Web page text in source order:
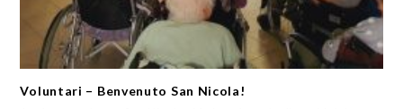
Voluntari – Benvenuto San Nicola!